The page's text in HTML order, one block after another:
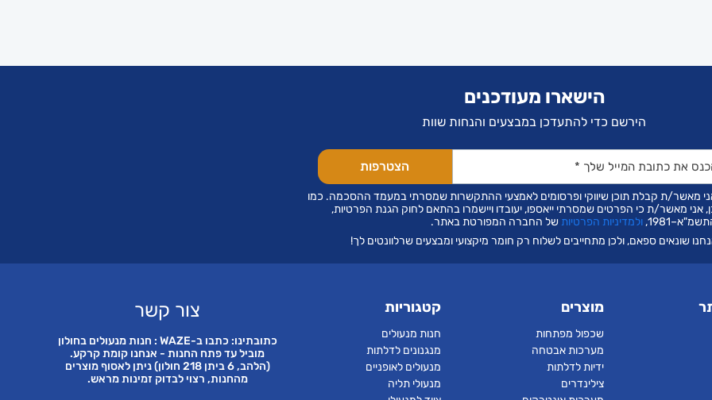
הישארו מעודכנים
הירשם כדי להתעדכן במבצעים והנחות שוות
מאשר/ת קבלת תוכן שיווקי ופרסומים לאמצעי ההתקשרות שמסרתי במעמד ההסכמה. כמו
אני מאשר/ת כי הפרטים שמסרתי ייאספו, יעובדו ויישמרו בהתאם לחוק הגנת הפרטיות,
ולמדיניות הפרטיות של החברה המפורטת באתר.
שונאים ספאם, ולכן מתחייבים לשלוח רק חומר מיקצועי ומבצעים שרלוונטים לך!
מוצרים
שכפול מפתחות
מערכות אבטחה
ידיות לדלתות
צילינדרים
קטגוריות
חנות מנעולים
מנגנונים לדלתות
מנעולים לאופניים
מנעולי תליה
צור קשר
כתובתינו: כתבו ב-WAZE : חנות מנעולים בחולון
מוביל עד פתח החנות - אנחנו קומת קרקע.
(הלהב, 6 ביתן 218 חולון) ניתן לאסוף מוצרים
מהחנות, רצוי לבדוק זמינות מראש.